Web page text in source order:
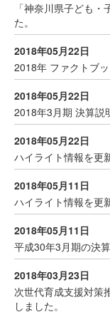
「神奈川県子ども
た。
2018年05月22日
2018年 ファクトブッ
2018年05月22日
2018年3月期 決算説
2018年05月22日
ハイライト情報を更
2018年05月11日
ハイライト情報を更
2018年05月11日
平成30年3月期の決
2018年03月23日
次世代育成支援対策
しました。